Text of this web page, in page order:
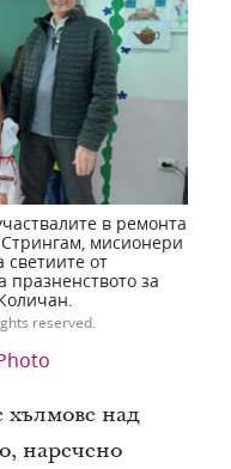
в ремонта
мисионери
светиите от
празненството за
reserved.
хълмове над
наречено